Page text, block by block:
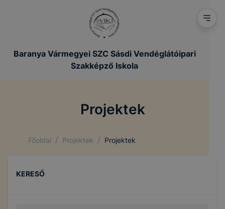
Baranya Vármegyei SZC Sásdi Vendéglátóipari
Szakképző Iskola
Projektek
Főoldal / Projektek / Projektek
KERESŐ